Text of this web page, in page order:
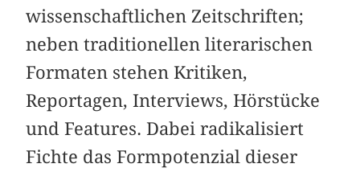
wissenschaftlichen Zeitschriften;
neben traditionellen literarischen
Formaten stehen Kritiken,
Reportagen, Interviews, Hörstücke
und Features. Dabei radikalisiert
Fichte das Formpotenzial dieser